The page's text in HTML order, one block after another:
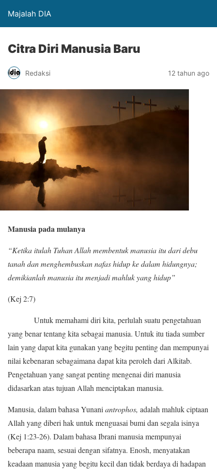
Majalah DIA
Citra Diri Manusia Baru
Redaksi 12 tahun ago
Manusia pada mulanya
“Ketika itulah Tuhan Allah membentuk manusia itu dari debu
tanah dan menghembuskan nafas hidup ke dalam hidungnya;
demikianlah manusia itu menjadi mahluk yang hidup”
(Kej 2:7)
Untuk memahami diri kita, perlulah suatu pengetahuan
yang benar tentang kita sebagai manusia. Untuk itu tiada sumber
lain yang dapat kita gunakan yang begitu penting dan mempunyai
nilai kebenaran sebagaimana dapat kita peroleh dari Alkitab.
Pengetahuan yang sangat penting mengenai diri manusia
didasarkan atas tujuan Allah menciptakan manusia.
Manusia, dalam bahasa Yunani antrophos, adalah mahluk ciptaan
Allah yang diberi hak untuk menguasai bumi dan segala isinya
(Kej 1:23-26). Dalam bahasa Ibrani manusia mempunyai
beberapa naam, sesuai dengan sifatnya. Enosh, menyatakan
keadaan manusia yang begitu kecil dan tidak berdaya di hadapan